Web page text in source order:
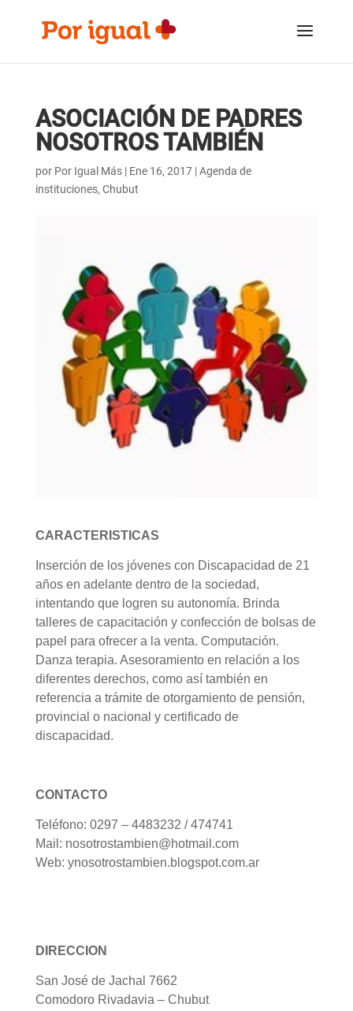
contenido
navegación
ASOCIACIÓN DE PADRES
NOSOTROS TAMBIÉN
por Por Igual Más| Ene 16, 2017|Agenda de
instituciones, Chubut
CARACTERISTICAS
Inserción de los jóvenes con Discapacidad de 21
años en adelante dentro de la sociedad,
intentando que logren su autonomía. Brinda
talleres de capacitación y confección de bolsas de
papel para ofrecer a la venta. Computación.
Danza terapia. Asesoramiento en relación a los
diferentes derechos, como así también en
referencia a trámite de otorgamiento de pensión,
provincial o nacional y certificado de
discapacidad.
CONTACTO
Teléfono: 0297 – 4483232 / 474741
Mail: nosotrostambien@hotmail.com
Web: ynosotrostambien.blogspot.com.ar
DIRECCION
San José de Jachal 7662
Comodoro Rivadavia – Chubut